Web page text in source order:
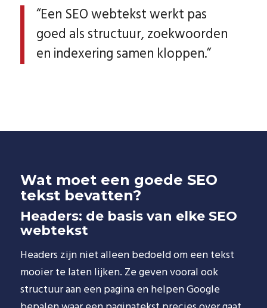
“Een SEO webtekst werkt pas
goed als structuur, zoekwoorden
en indexering samen kloppen.”
Wat moet een goede SEO
tekst bevatten?
Headers: de basis van elke SEO
webtekst
Headers zijn niet alleen bedoeld om een tekst
mooier te laten lijken. Ze geven vooral ook
structuur aan een pagina en helpen Google